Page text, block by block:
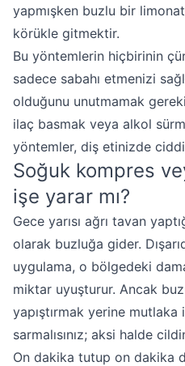
yapmışken buzlu bir
körükle gitmektir.
Bu yöntemlerin hiçbirinin
sadece sabahı etmenizi
olduğunu unutmamak
ilaç basmak veya alkol
yöntemler, diş etinizde
Soğuk kompres
işe yarar mı?
Gece yarısı ağrı tavan
olarak buzluğa gider.
uygulama, o bölgedeki
miktar uyuşturur. Ancak
yapıştırmak yerine
sarmalısınız; aksi halde
On dakika tutup on dakika